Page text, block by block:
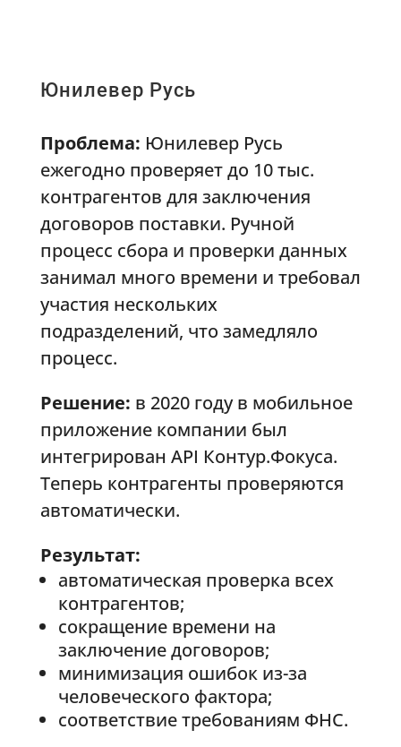
Юнилевер Русь
Проблема: Юнилевер Русь
ежегодно проверяет до 10 тыс.
контрагентов для заключения
договоров поставки. Ручной
процесс сбора и проверки данных
занимал много времени и требовал
участия нескольких
подразделений, что замедляло
процесс.
Решение: в 2020 году в мобильное
приложение компании был
интегрирован API Контур.Фокуса.
Теперь контрагенты проверяются
автоматически.
Результат:
автоматическая проверка всех
контрагентов;
сокращение времени на
заключение договоров;
минимизация ошибок из-за
человеческого фактора;
соответствие требованиям ФНС.